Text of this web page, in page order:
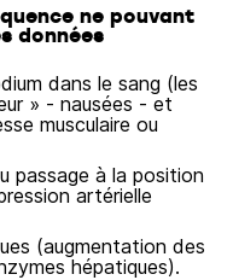
ne pouvant
données
dans le sang (les
» - nausées - et
musculaire ou
passage à la position
artérielle
(augmentation des
hépatiques).